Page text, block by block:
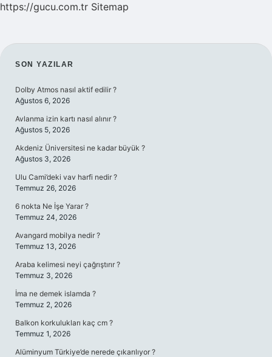
https://gucu.com.tr Sitemap
SIDEBAR
SON YAZILAR
Dolby Atmos nasıl aktif edilir ?
Ağustos 6, 2026
Avlanma izin kartı nasıl alınır ?
Ağustos 5, 2026
Akdeniz Üniversitesi ne kadar büyük ?
Ağustos 3, 2026
Ulu Cami’deki vav harfi nedir ?
Temmuz 26, 2026
6 nokta Ne İşe Yarar ?
Temmuz 24, 2026
Avangard mobilya nedir ?
Temmuz 13, 2026
Araba kelimesi neyi çağrıştırır ?
Temmuz 3, 2026
İma ne demek islamda ?
Temmuz 2, 2026
Balkon korkulukları kaç cm ?
Temmuz 1, 2026
Alüminyum Türkiye’de nerede çıkarılıyor ?